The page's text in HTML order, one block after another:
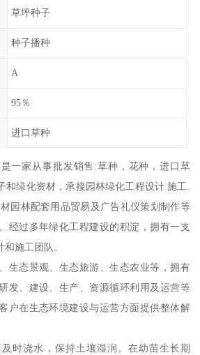
草坪种子
种子播种
A
95％
进口草种
一家从事批发销售:草种，花种，进口草
和绿化资材，承接园林绿化工程设计.施工.
园林配套用品贸易及广告礼仪策划制作等
经过多年绿化工程建设的积淀，拥有一支
施工团队。
生态景观、生态旅游、生态农业等，拥有
发、建设、生产、资源循环利用及运营等
户在生态环境建设与运营方面提供整体解
时浇水，保持土壤湿润。在幼苗生长期